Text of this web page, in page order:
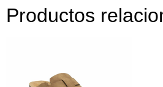
Productos